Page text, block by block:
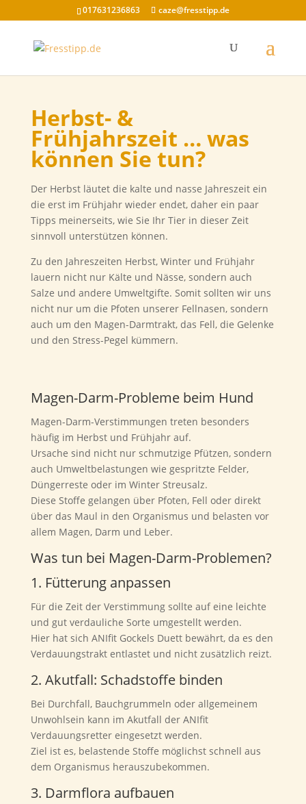
017631236863 caze@fresstipp.de
Herbst- &
Frühjahrszeit … was
können Sie tun?
Der Herbst läutet die kalte und nasse Jahreszeit ein
die erst im Frühjahr wieder endet, daher ein paar
Tipps meinerseits, wie Sie Ihr Tier in dieser Zeit
sinnvoll unterstützen können.
Zu den Jahreszeiten Herbst, Winter und Frühjahr
lauern nicht nur Kälte und Nässe, sondern auch
Salze und andere Umweltgifte. Somit sollten wir uns
nicht nur um die Pfoten unserer Fellnasen, sondern
auch um den Magen-Darmtrakt, das Fell, die Gelenke
und den Stress-Pegel kümmern.
Magen-Darm-Probleme beim Hund
Magen-Darm-Verstimmungen treten besonders
häufig im Herbst und Frühjahr auf.
Ursache sind nicht nur schmutzige Pfützen, sondern
auch Umweltbelastungen wie gespritzte Felder,
Düngerreste oder im Winter Streusalz.
Diese Stoffe gelangen über Pfoten, Fell oder direkt
über das Maul in den Organismus und belasten vor
allem Magen, Darm und Leber.
Was tun bei Magen-Darm-Problemen?
1. Fütterung anpassen
Für die Zeit der Verstimmung sollte auf eine leichte
und gut verdauliche Sorte umgestellt werden.
Hier hat sich ANIfit Gockels Duett bewährt, da es den
Verdauungstrakt entlastet und nicht zusätzlich reizt.
2. Akutfall: Schadstoffe binden
Bei Durchfall, Bauchgrummeln oder allgemeinem
Unwohlsein kann im Akutfall der ANIfit
Verdauungsretter eingesetzt werden.
Ziel ist es, belastende Stoffe möglichst schnell aus
dem Organismus herauszubekommen.
3. Darmflora aufbauen